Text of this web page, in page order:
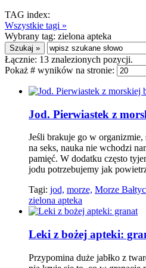
TAG index:
Wszystkie tagi »
Wybrany tag: zielona apteka
Łącznie: 13 znalezionych pozycji.
Pokaż # wyników na stronie:
Jod. Pierwiastek z
Jeśli brakuje go w organizmie,
na seks, nauka nie wchodzi
pamięć. W dodatku często
jodu potrzebujemy jak
Tagi: jod, morze, Morze
zielona apteka
Leki z bożej apteki:
Przypomina duże jabłko z